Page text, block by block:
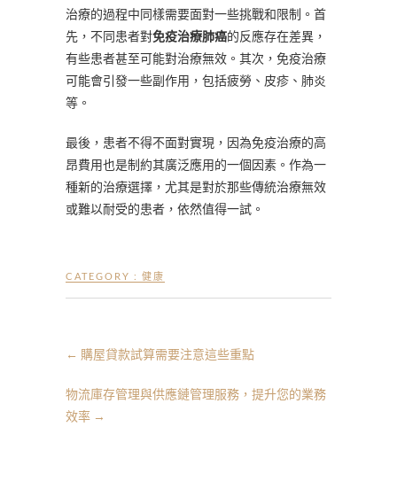
治療的過程中同樣需要面對一些挑戰和限制。首
先，不同患者對免疫治療肺癌的反應存在差異，
有些患者甚至可能對治療無效。其次，免疫治療
可能會引發一些副作用，包括疲勞、皮疹、肺炎
等。
最後，患者不得不面對實現，因為免疫治療的高
昂費用也是制約其廣泛應用的一個因素。作為一
種新的治療選擇，尤其是對於那些傳統治療無效
或難以耐受的患者，依然值得一試。
CATEGORY : 健康
← 購屋貸款試算需要注意這些重點
物流庫存管理與供應鏈管理服務，提升您的業務
效率 →